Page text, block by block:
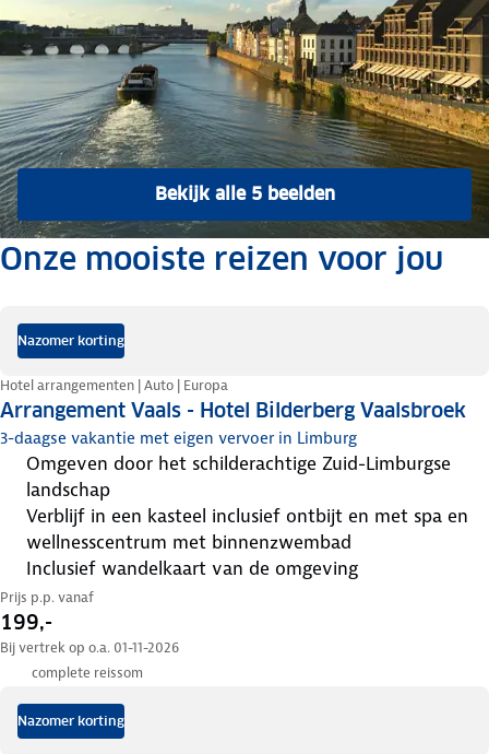
Bekijk alle 5 beelden
.Onze mooiste reizen voor jou
Nazomer korting
Arrangement Vaals - Hotel Bilderberg Vaalsbroek
Hotel arrangementen | Auto | Europa
3-daagse vakantie met eigen vervoer in Limburg
omgeven door het schilderachtige Zuid-Limburgse
landschap
verblijf in een kasteel inclusief ontbijt en met spa en
wellnesscentrum met binnenzwembad
inclusief wandelkaart van de omgeving
Prijs p.p. vanaf
199,-
Bij vertrek op o.a. 01-11-2026
complete reissom
Nazomer korting